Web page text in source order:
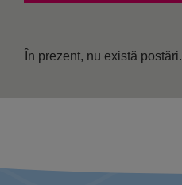
În prezent, nu există postări.